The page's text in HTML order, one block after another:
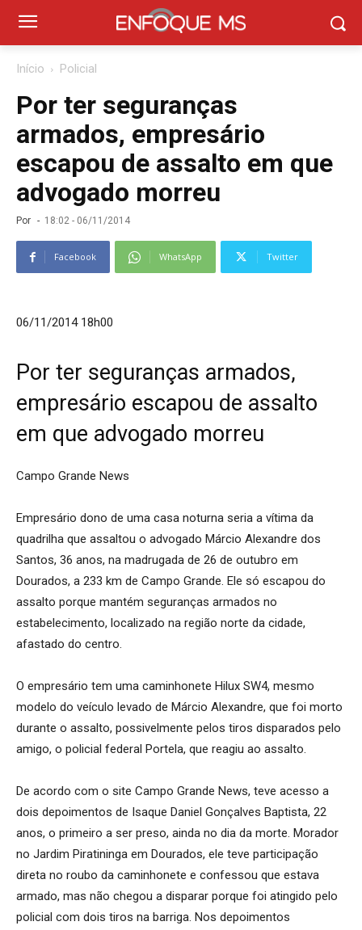
Início Policial
Por ter seguranças
armados, empresário
escapou de assalto em que
advogado morreu
Por - 18:02 - 06/11/2014
Facebook WhatsApp Twitter
06/11/2014 18h00
Por ter seguranças armados,
empresário escapou de assalto
em que advogado morreu
Campo Grande News
Empresário dono de uma casa noturna seria a vítima da
quadrilha que assaltou o advogado Márcio Alexandre dos
Santos, 36 anos, na madrugada de 26 de outubro em
Dourados, a 233 km de Campo Grande. Ele só escapou do
assalto porque mantém seguranças armados no
estabelecimento, localizado na região norte da cidade,
afastado do centro.
O empresário tem uma caminhonete Hilux SW4, mesmo
modelo do veículo levado de Márcio Alexandre, que foi morto
durante o assalto, possivelmente pelos tiros disparados pelo
amigo, o policial federal Portela, que reagiu ao assalto.
De acordo com o site Campo Grande News, teve acesso a
dois depoimentos de Isaque Daniel Gonçalves Baptista, 22
anos, o primeiro a ser preso, ainda no dia da morte. Morador
no Jardim Piratininga em Dourados, ele teve participação
direta no roubo da caminhonete e confessou que estava
armado, mas não chegou a disparar porque foi atingido pelo
policial com dois tiros na barriga. Nos depoimentos